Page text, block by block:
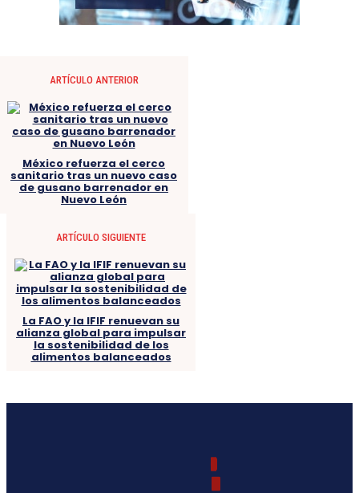
ARTÍCULO ANTERIOR
México refuerza el cerco
sanitario tras un nuevo caso
de gusano barrenador en
Nuevo León
ARTÍCULO SIGUIENTE
La FAO y la IFIF renuevan su
alianza global para impulsar
la sostenibilidad de los
alimentos balanceados